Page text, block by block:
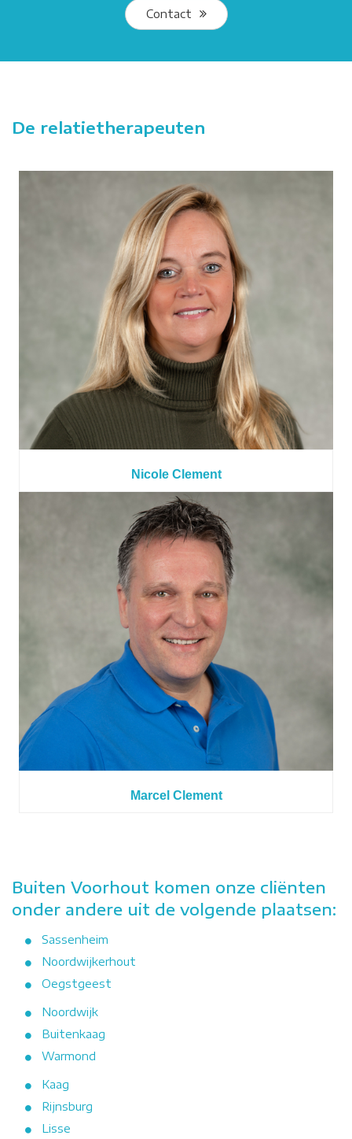
Contact
De relatietherapeuten
Nicole Clement
Marcel Clement
Buiten Voorhout komen onze cliënten
onder andere uit de volgende plaatsen:
Sassenheim
Noordwijkerhout
Oegstgeest
Noordwijk
Buitenkaag
Warmond
Kaag
Rijnsburg
Lisse